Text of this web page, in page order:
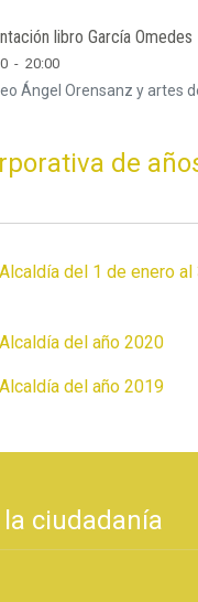
libro García Omedes
-20:00
Ángel Orensanz y artes
de
del 1 de enero
del año 2020
del año 2019
ciudadanía